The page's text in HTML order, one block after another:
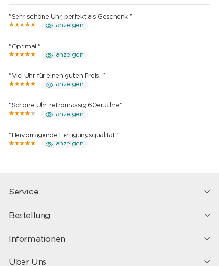
"Sehr schöne Uhr, perfekt als Geschenk "
anzeigen
"Optimal "
anzeigen
"Viel Uhr für einen guten Preis. "
anzeigen
"Schöne Uhr, retromässig 60erJahre"
anzeigen
"Hervorragende Fertigungsqualität"
anzeigen
Service
Bestellung
Informationen
Über Uns